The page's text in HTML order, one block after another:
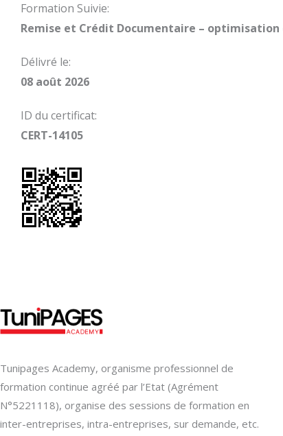
Formation Suivie:
Remise et Crédit Documentaire –
Délivré le:
08 août 2026
ID du certificat:
CERT-14105
Tunipages Academy, organisme professionnel de
formation continue agréé par l’Etat (Agrément
N°5221118), organise des sessions de formation en
inter-entreprises, intra-entreprises, sur demande, etc.